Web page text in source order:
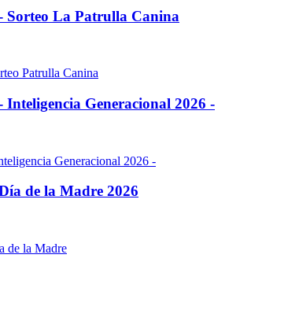
Sorteo La Patrulla Canina
Patrulla Canina
Generacional 2026 -
Generacional 2026 -
de la Madre 2026
de la Madre